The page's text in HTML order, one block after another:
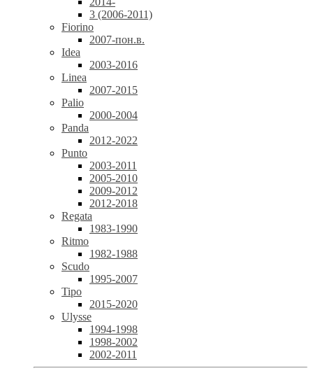
3 (2006-2011)
Fiorino
2007-пон.в.
Idea
2003-2016
Linea
2007-2015
Palio
2000-2004
Panda
2012-2022
Punto
2003-2011
2005-2010
2009-2012
2012-2018
Regata
1983-1990
Ritmo
1982-1988
Scudo
1995-2007
Tipo
2015-2020
Ulysse
1994-1998
1998-2002
2002-2011